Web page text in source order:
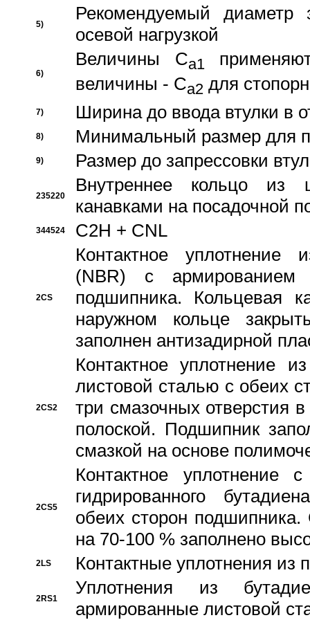
5)
Рекомендуемый диаметр
осевой нагрузкой
6)
Величины Ca1
величины - Ca2 для
7) Ширина до ввода втулки в
8) Минимальный размер для
9) Размер до запрессовки
235220
Внутреннее кольцо из
канавками на посадочной
344524 C2H + CNL
2CS
Контактное уплотнение
(NBR) с
подшипника. Кольцевая
наружном кольце
заполнен антизадирной
2CS2
Контактное уплотнение
листовой сталью с обеих
три смазочных отверстия
полоской. Подшипник
смазкой на основе
2CS5
Контактное уплотнение
гидрированного
обеих сторон
на 70-100 % заполнено
2LS Контактные уплотнения из
2RS1
Уплотнения из
армированные листовой